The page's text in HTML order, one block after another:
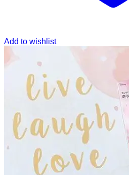
Add to wishlist